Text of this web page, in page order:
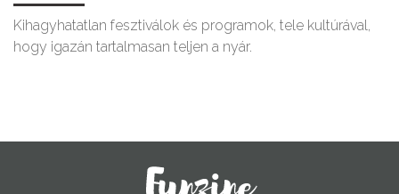
Kihagyhatatlan fesztiválok és programok, tele kultúrával,
hogy igazán tartalmasan teljen a nyár.